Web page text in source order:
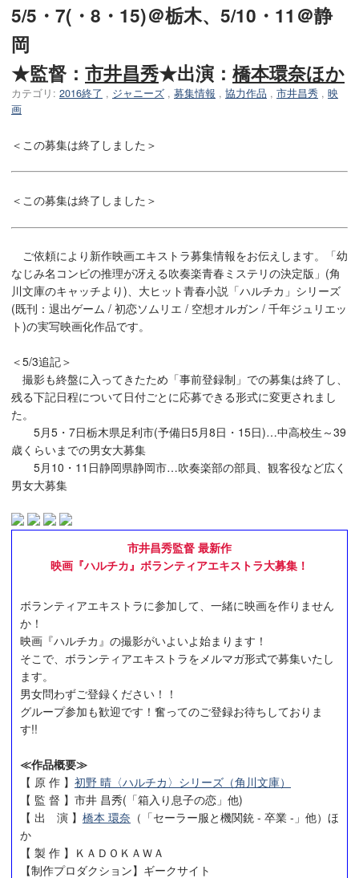
5/5・7(・8・15)＠栃木、5/10・11＠静
岡
★監督： 市井昌秀★出演： 橋本環奈ほか
カテゴリ: 2016終了 , ジャニーズ , 募集情報 , 協力作品 , 市井昌秀 , 映
画
＜この募集は終了しました＞
＜この募集は終了しました＞
ご依頼により新作映画エキストラ募集情報をお伝えします。「幼
なじみ名コンビの推理が冴える吹奏楽青春ミステリの決定版」(角
川文庫のキャッチより)、大ヒット青春小説「ハルチカ」シリーズ
(既刊：退出ゲーム / 初恋ソムリエ / 空想オルガン / 千年ジュリエッ
ト)の実写映画化作品です。
＜5/3追記＞
撮影も終盤に入ってきたため「事前登録制」での募集は終了し、
残る下記日程について日付ごとに応募できる形式に変更されまし
た。
5月5・7日栃木県足利市(予備日5月8日・15日)…中高校生～39
歳くらいまでの男女大募集
5月10・11日静岡県静岡市…吹奏楽部の部員、観客役など広く
男女大募集
市井昌秀監督 最新作
映画『ハルチカ』ボランティアエキストラ大募集！
ボランティアエキストラに参加して、一緒に映画を作りません
か！
映画『ハルチカ』の撮影がいよいよ始まります！
そこで、ボランティアエキストラをメルマガ形式で募集いたし
ます。
男女問わずご登録ください！！
グループ参加も歓迎です！奮ってのご登録お待ちしておりま
す!!
≪作品概要≫
【 原 作 】 初野 晴〈ハルチカ〉シリーズ（角川文庫）
【 監 督 】市井 昌秀(「箱入り息子の恋」他)
【 出 演 】 橋本 環奈 （「セーラー服と機関銃 - 卒業 -」他）ほ
か
【 製 作 】ＫＡＤＯＫＡＷＡ
【制作プロダクション】ギークサイト